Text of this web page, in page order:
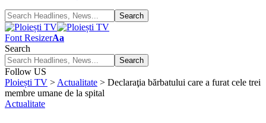
Font ResizerAa
Search
Follow US
Ploiești TV > Actualitate > Declaraţia bărbatului care a furat cele trei
membre umane de la spital
Actualitate